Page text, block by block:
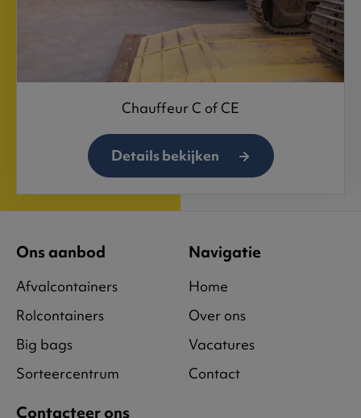
Chauffeur C of CE
Details bekijken
Ons aanbod
Afvalcontainers
Rolcontainers
Big bags
Sorteercentrum
Navigatie
Home
Over ons
Vacatures
Contact
Contacteer ons